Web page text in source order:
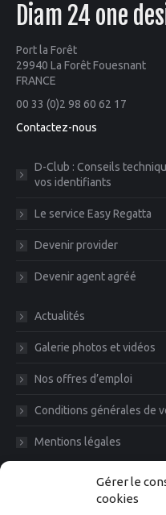
Gérer le
cookies
Diam 24 one
Port la Forêt
29940 La Forêt Fouesnant
FRANCE
00 33 (0)2 98 60 62 17
Contactez-nous
D-Club : Conseils
vos identifiants
Le service Easy Regatta
Devenir provider
Devenir agent agréé
Actualités
Galerie photos et vidéos
Nos offres d’emploi
Conditions générales de
Mentions légales
Diam News,